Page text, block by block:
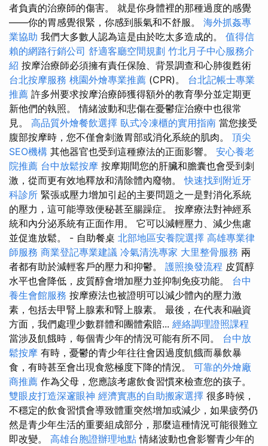
者負責的治療師的傷害。 就是你身體裡的那種過度的感覺
——你的胃感覺很緊，你感到脹氣和不舒服。 海外抓姦專
業協助 我們大多數人認為這是由於吃太多造成的。 值得信
賴的網路行銷公司 舒適客廳空間規劃 竹北月子中心服務介
紹 按摩治療師必須擁有責任保險、背景調查和心肺復甦術
台北按摩服務 桃園外燴專業推薦 (CPR)。 台北記帳士專業
推薦 許多州要求按摩治療師獲得額外的教育學分並定期更
新他們的執照。 情緒波動和悲傷在憂鬱症治療中也很常
見。 高品質外燴餐飲選擇 臥式冷凍櫃的實用指南 當您接受
腹部按摩時，您不僅會刺激胃部或消化系統的肌肉。 頂尖
SEO機構 其他器官也受到這種療法的正面影響。 安心養老
院推薦 台中放鬆按摩 按摩期間您的肝臟和膽囊也會受到刺
激，從而更有效地釋放和清除體內廢物。快速找到附近牙
科診所 緊張或壓力增加引起的主要問題之一是對消化系統
的壓力，這可能導致便秘甚至腸躁症。 按摩療法對神經系
統和內分泌系統有正面作用。 它可以減輕壓力、減少焦慮
並促進放鬆。 - 自助餐桌 北部地區安養院選擇 高雄專業律
師服務 商業登記專業建議 冷氣清洗專家 大里整骨服務 兩
者都有助於減輕客戶的壓力和抑鬱。 護照換發流程 皮質醇
水平也會降低，皮質醇會增加壓力並抑制免疫功能。 台中
養生會館服務 按摩療法也被證明可以減少體內的壓力激
素，包括去甲腎上腺素和腎上腺素。 最後，在代表和融資
方面，我們處理少數群體和團體索賠... 經絡調理證照課程
當涉及飢餓時，每個青少年的情況可能有所不同。 台中放
鬆按摩 有時，憂鬱的青少年往往會因過度飢餓而暴飲暴
食，有時甚至會出現食慾極度下降的情況。 可靠的外燴廠
商推薦 作為父母，您應該考慮飲食習慣來檢查您的孩子。
雙眼皮打造深邃眼神 經濟實惠的自助搬家選擇 很多時候，
不穩定的飲食習慣會導致體重突然增加或減少，如果疲勞仍
然是青少年生活的重要組成部分，那麼這種情況可能很難立
即改變。 高雄台胞證辦理地點 情緒波動也會影響青少年的